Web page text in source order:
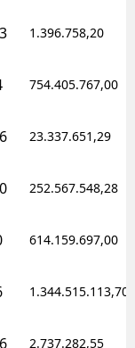
1.396.758,20
754.405.767,00
23.337.651,29
252.567.548,28
614.159.697,00
1.344.515.113,70
2.737.282,55